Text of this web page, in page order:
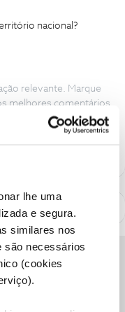
lhe uma
e segura.
similares nos
são necessários
(cookies
nacional?
relevante. Marque
melhores comentários.
"Seguir", para estar